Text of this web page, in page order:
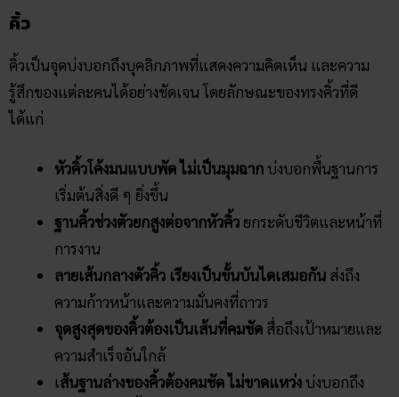
คิ้ว
คิ้วเป็นจุดบ่งบอกถึงบุคลิกภาพที่แสดงความคิดเห็น และความ
รู้สึกของแต่ละคนได้อย่างชัดเจน โดยลักษณะของทรงคิ้วที่ดี
ได้แก่
หัวคิ้วโค้งมนแบบพัด ไม่เป็นมุมฉาก บ่งบอกพื้นฐานการ
เริ่มต้นสิ่งดี ๆ ยิ่งขึ้น
ฐานคิ้วช่วงตัวยกสูงต่อจากหัวคิ้ว ยกระดับชีวิตและหน้าที่
การงาน
ลายเส้นกลางตัวคิ้ว เรียงเป็นขั้นบันไดเสมอกัน ส่งถึง
ความก้าวหน้าและความมั่นคงที่ถาวร
จุดสูงสุดของคิ้วต้องเป็นเส้นที่คมชัด สื่อถึงเป้าหมายและ
ความสำเร็จอันใกล้
เส้นฐานล่างของคิ้วต้องคมชัด ไม่ขาดแหว่ง บ่งบอกถึง